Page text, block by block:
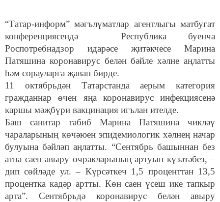
“Татар-информ” мәгълүматлар агентлыгы матбугат
конференциясендә Республика буенча
Роспотребнадзор идарәсе җитәкчесе Марина
Патяшина коронавирус белән бәйле хәлне аңлатты
һәм сорауларга җавап бирде.
11 октябрьдән Татарстанда аерым категория
гражданнар өчен яңа коронавирус инфекциясенә
каршы мәҗбүри вакцинация игълан ителде.
Баш санитар табиб Марина Патяшина чикләү
чараларының көчәюен эпидемиологик хәлнең начар
булуына бәйләп аңлатты. “Сентябрь башыннан без
атна саен авыру очракларының артуын күзәтәбез, –
дип сөйләде ул. – Күрсәткеч 1,5 проценттан 13,5
процентка кадәр артты. Көн саен үсеш ике тапкыр
арта”. Сентябрьдә коронавирус белән авыру